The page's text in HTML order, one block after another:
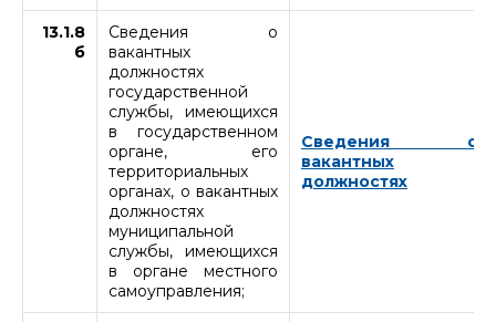
13.1.8
б
Сведения о
вакантных
должностях
государственной
службы, имеющихся
в государственном
органе, его
территориальных
органах, о вакантных
должностях
муниципальной
службы, имеющихся
в органе местного
самоуправления;
Сведения о
вакантных
должностях